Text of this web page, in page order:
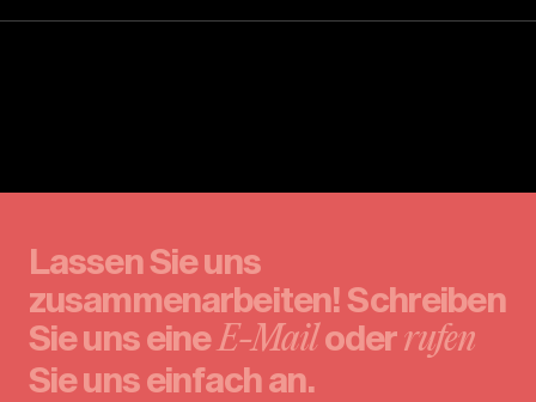
Lassen Sie uns
zusammenarbeiten! Schreiben
Sie uns eineE-Mailoderrufen
Sie uns einfach an.